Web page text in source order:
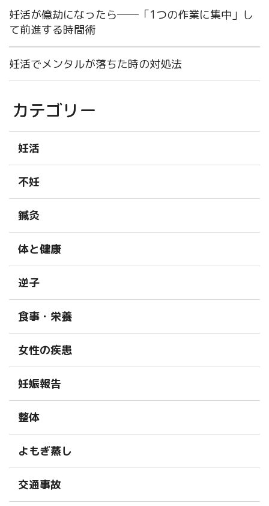
妊活が億劫になったら──「1つの作業に集中」し
て前進する時間術
妊活でメンタルが落ちた時の対処法
カテゴリー
妊活
不妊
鍼灸
体と健康
逆子
食事・栄養
女性の疾患
妊娠報告
整体
よもぎ蒸し
交通事故